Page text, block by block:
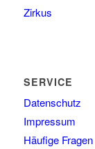
Zirkus
SERVICE
Datenschutz
Impressum
Häufige Fragen